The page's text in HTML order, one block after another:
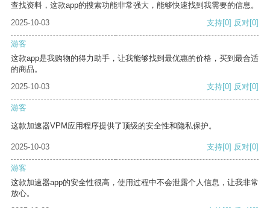
查找资料，这款app的搜索功能非常强大，能够快速找到我需要的信息。
2025-10-03
支持[0] 反对[0]
游客
这款app是我购物的得力助手，让我能够找到最优惠的价格，买到最合适
的商品。
2025-10-03
支持[0] 反对[0]
游客
这款加速器VPM应用程序提供了顶级的安全性和隐私保护。
2025-10-03 支持[0] 反对[0]
游客
这款加速器app的安全性很高，使用过程中不会泄露个人信息，让我非常
放心。